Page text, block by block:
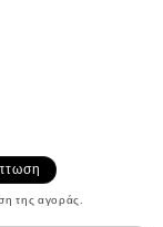
της αγοράς.